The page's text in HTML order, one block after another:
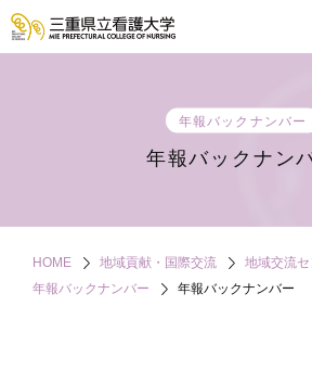
年報バックナンバー
年報バックナン
HOME 地域貢献・国際交流
地域交流
年報バックナンバー
年報バックナンバー